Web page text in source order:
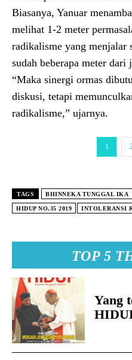
TOP 5
Yang
Biasanya, Yanuar
melihat 1-2 meter
radikalisme yang menjalar
sudah beberapa meter dari
“Maka sinergi ormas
diskusi, tetapi
radikalisme,” ujarnya.
1
TAGS BHINNEKA TUNGGAL IKA
HIDUP NO.35 2019 INTOLERANSI